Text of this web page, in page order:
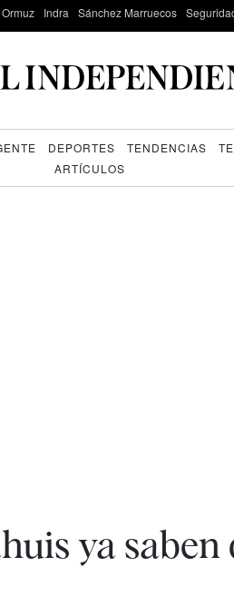
Ormuz Indra Sánchez Marruecos
DEPORTES TENDENCIAS
ARTÍCULOS
ya saben